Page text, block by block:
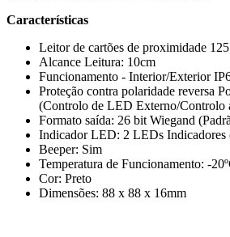
Características
Leitor de cartões de proximidade
Alcance Leitura: 10cm
Funcionamento - Interior/Exterior
Proteção contra polaridade reversa
(Controlo de LED Externo/Controlo
Formato saída: 26 bit Wiegand
Indicador LED: 2 LEDs Indicadores
Beeper: Sim
Temperatura de Funcionamento: -
Cor: Preto
Dimensões: 88 x 88 x 16mm